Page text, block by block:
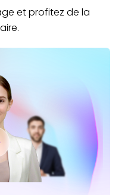
et profitez de la